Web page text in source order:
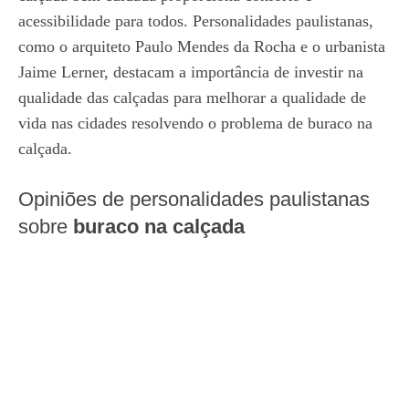
acessibilidade para todos. Personalidades paulistanas,
como o arquiteto Paulo Mendes da Rocha e o urbanista
Jaime Lerner, destacam a importância de investir na
qualidade das calçadas para melhorar a qualidade de
vida nas cidades resolvendo o problema de buraco na
calçada.
Opiniões de personalidades paulistanas
sobre buraco na calçada